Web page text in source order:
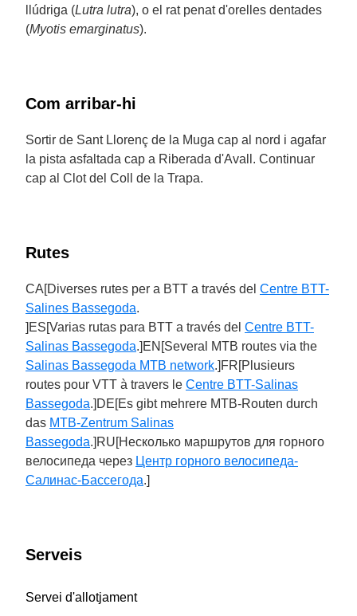
llúdriga (Lutra lutra), o el rat penat d'orelles dentades
(Myotis emarginatus).
Com arribar-hi
Sortir de Sant Llorenç de la Muga cap al nord i agafar
la pista asfaltada cap a Riberada d'Avall. Continuar
cap al Clot del Coll de la Trapa.
Rutes
CA[Diverses rutes per a BTT a través del Centre BTT-
Salines Bassegoda.
]ES[Varias rutas para BTT a través del Centre BTT-
Salinas Bassegoda.]EN[Several MTB routes via the
Salinas Bassegoda MTB network.]FR[Plusieurs
routes pour VTT à travers le Centre BTT-Salinas
Bassegoda.]DE[Es gibt mehrere MTB-Routen durch
das MTB-Zentrum Salinas
Bassegoda.]RU[Несколько маршрутов для горного
велосипеда через Центр горного велосипеда-
Салинас-Бассегода.]
Serveis
Servei d'allotjament